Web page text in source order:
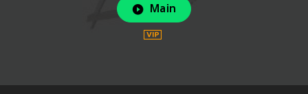
Main